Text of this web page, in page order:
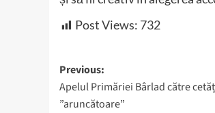
Post Views: 732
Post
navigation
Previous:
Apelul Primăriei Bârlad către
”aruncătoare”